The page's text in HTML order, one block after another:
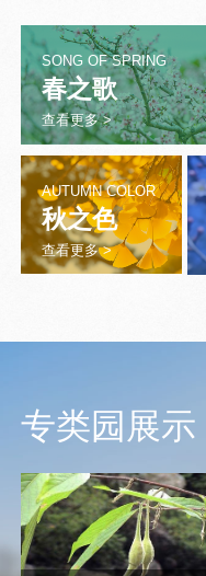
SONG OF SPRING
春之歌
查看更多 >
AUTUMN COLOR
秋之色
查看更多 >
专类园展示